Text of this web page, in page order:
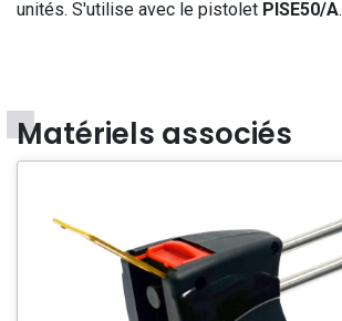
unités. S'utilise avec le pistolet PISE50/A.
Matériels associés